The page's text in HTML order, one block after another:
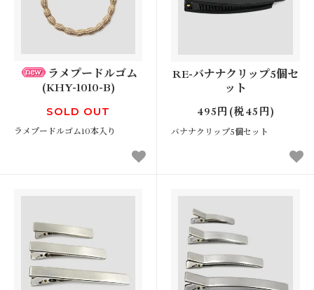
ラメプードルゴム
(KHY-1010-B)
SOLD OUT
ラメプードルゴム10本入り
RE-バナナクリップ5個セ
ット
495円(税45円)
バナナクリップ5個セット